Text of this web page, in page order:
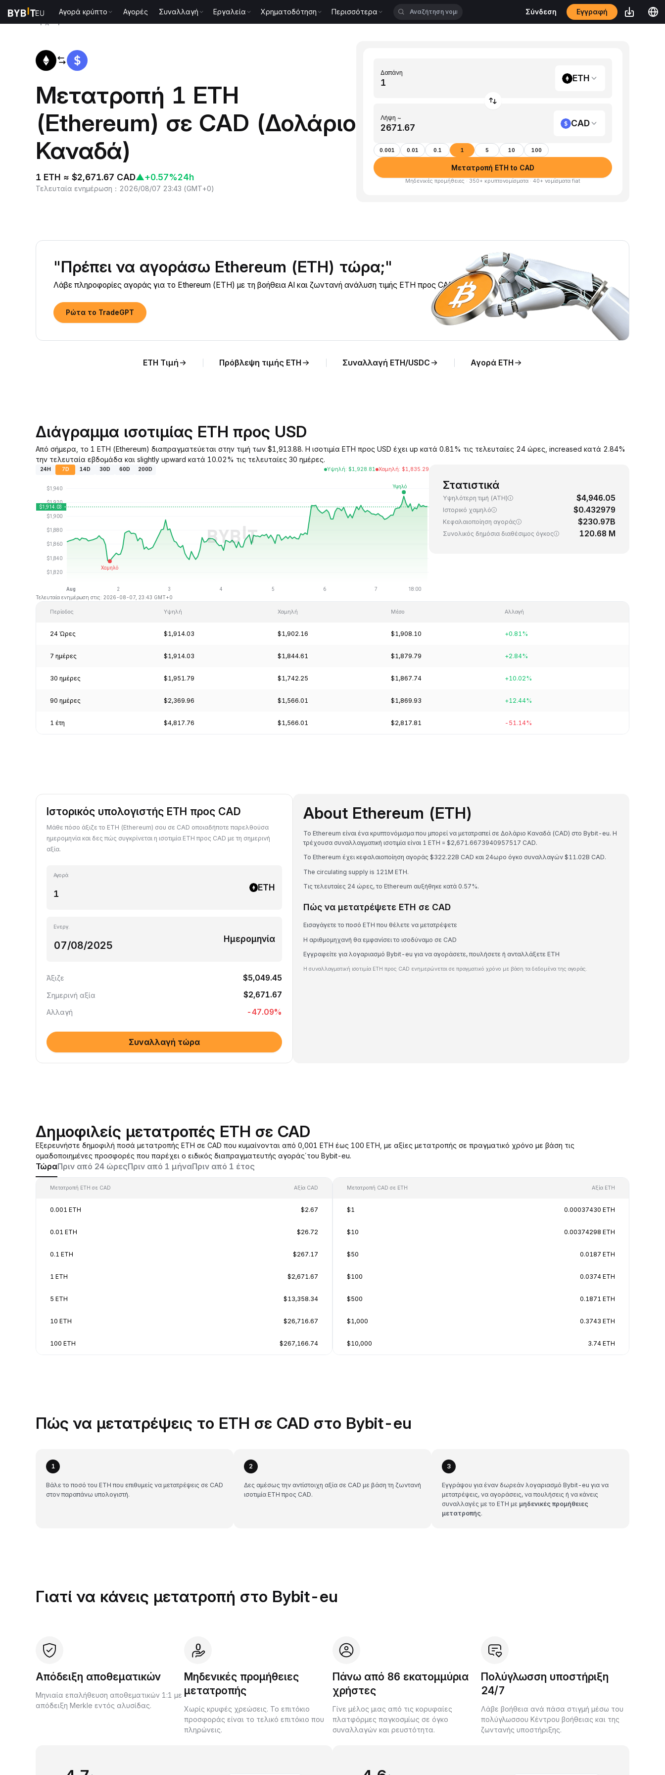
Αγορά κρύπτο Αγορές Συναλλαγή Εργαλεία Χρηματοδότηση Περισσότερα Σύνδεση Εγγραφή
Μετατροπή 1 ETH
(Ethereum) σε CAD (Δολάριο
Καναδά)
1 ETH ≈ $2,671.67 CAD▲+0.57%24h
Τελευταία ενημέρωση ： 2026/08/07 23:43 (GMT+0)
Δαπάνη
ETH
Λήψη ~
CAD
0.001 0.01 0.1 1 5 10 100
Μετατροπή ETH to CAD
Μηδενικές προμήθειες · 350+ κρυπτονομίσματα · 40+ νομίσματα fiat
"Πρέπει να αγοράσω Ethereum (ETH) τώρα;"
Λάβε πληροφορίες αγοράς για το Ethereum (ETH) με τη βοήθεια AI και ζωντανή ανάλυση τιμής ETH προς CAD.
Ρώτα το TradeGPT
ETH Τιμή Πρόβλεψη τιμής ETH Συναλλαγή ETH/USDC Αγορά ETH
Διάγραμμα ισοτιμίας ETH προς USD
Από σήμερα, το 1 ETH (Ethereum) διαπραγματεύεται στην τιμή των $1,913.88. Η ισοτιμία ETH προς USD έχει up κατά 0.81% τις τελευταίες 24 ώρες, increased κατά 2.84%
την τελευταία εβδομάδα και slightly upward κατά 10.02% τις τελευταίες 30 ημέρες.
24H 7D 14D 30D 60D 200D Υψηλή: $1,928.81 Χαμηλή: $1,835.29
Τελευταία ενημέρωση στις: 2026-08-07, 23:43 GMT+0
Στατιστικά
Υψηλότερη τιμή (ATH) $4,946.05
Ιστορικό χαμηλό $0.432979
Κεφαλαιοποίηση αγοράς $230.97B
Συνολικός δημόσια διαθέσιμος όγκος 120.68 M
Περίοδος Υψηλή Χαμηλή Μέσο Αλλαγή
24 Ώρες $1,914.03 $1,902.16 $1,908.10 +0.81%
7 ημέρες $1,914.03 $1,844.61 $1,879.79 +2.84%
30 ημέρες $1,951.79 $1,742.25 $1,867.74 +10.02%
90 ημέρες $2,369.96 $1,566.01 $1,869.93 +12.44%
1 έτη $4,817.76 $1,566.01 $2,817.81 -51.14%
Ιστορικός υπολογιστής ETH προς CAD
Μάθε πόσο άξιζε το ETH (Ethereum) σου σε CAD οποιαδήποτε παρελθούσα
ημερομηνία και δες πώς συγκρίνεται η ισοτιμία ETH προς CAD με τη σημερινή
αξία.
Αγορά
ETH
Ενεργ.
Ημερομηνία
Άξιζε $5,049.45
Σημερινή αξία $2,671.67
Αλλαγή -47.09%
Συναλλαγή τώρα
About Ethereum (ETH)
Το Ethereum είναι ένα κρυπτονόμισμα που μπορεί να μετατραπεί σε Δολάριο Καναδά (CAD) στο Bybit-eu. Η
τρέχουσα συναλλαγματική ισοτιμία είναι 1 ETH = $2,671.6673940957517 CAD.
Το Ethereum έχει κεφαλαιοποίηση αγοράς $322.22B CAD και 24ωρο όγκο συναλλαγών $11.02B CAD.
The circulating supply is 121M ETH.
Τις τελευταίες 24 ώρες, το Ethereum αυξήθηκε κατά 0.57%.
Πώς να μετατρέψετε ETH σε CAD
Εισαγάγετε το ποσό ETH που θέλετε να μετατρέψετε
Η αριθμομηχανή θα εμφανίσει το ισοδύναμο σε CAD
Εγγραφείτε για λογαριασμό Bybit-eu για να αγοράσετε, πουλήσετε ή ανταλλάξετε ETH
Η συναλλαγματική ισοτιμία ETH προς CAD ενημερώνεται σε πραγματικό χρόνο με βάση τα δεδομένα της αγοράς.
Δημοφιλείς μετατροπές ETH σε CAD
Εξερευνήστε δημοφιλή ποσά μετατροπής ETH σε CAD που κυμαίνονται από 0,001 ETH έως 100 ETH, με αξίες μετατροπής σε πραγματικό χρόνο με βάση τις
ομαδοποιημένες προσφορές που παρέχει ο ειδικός διαπραγματευτής αγοράς΄του Bybit-eu.
ΤώραΠριν από 24 ώρεςΠριν από 1 μήναΠριν από 1 έτος
Μετατροπή ETH σε CAD Αξία CAD
0.001 ETH $2.67
0.01 ETH $26.72
0.1 ETH $267.17
1 ETH $2,671.67
5 ETH $13,358.34
10 ETH $26,716.67
100 ETH $267,166.74
Μετατροπή CAD σε ETH Αξία ETH
$1 0.00037430 ETH
$10 0.00374298 ETH
$50 0.0187 ETH
$100 0.0374 ETH
$500 0.1871 ETH
$1,000 0.3743 ETH
$10,000 3.74 ETH
Πώς να μετατρέψεις το ETH σε CAD στο Bybit-eu
1
Βάλε το ποσό του ETH που επιθυμείς να μετατρέψεις σε CAD
στον παραπάνω υπολογιστή.
2
Δες αμέσως την αντίστοιχη αξία σε CAD με βάση τη ζωντανή
ισοτιμία ETH προς CAD.
3
Εγγράψου για έναν δωρεάν λογαριασμό Bybit-eu για να
μετατρέψεις, να αγοράσεις, να πουλήσεις ή να κάνεις
συναλλαγές με το ETH με μηδενικές προμήθειες
μετατροπής.
Γιατί να κάνεις μετατροπή στο Bybit-eu
Απόδειξη αποθεματικών
Μηνιαία επαλήθευση αποθεματικών 1:1 με
απόδειξη Merkle εντός αλυσίδας.
Μηδενικές προμήθειες
μετατροπής
Χωρίς κρυφές χρεώσεις. Το επιτόκιο
προσφοράς είναι το τελικό επιτόκιο που
πληρώνεις.
Πάνω από 86 εκατομμύρια
χρήστες
Γίνε μέλος μιας από τις κορυφαίες
πλατφόρμες παγκοσμίως σε όγκο
συναλλαγών και ρευστότητα.
Πολύγλωσση υποστήριξη
24/7
Λάβε βοήθεια ανά πάσα στιγμή μέσω του
πολύγλωσσου Κέντρου βοήθειας και της
ζωντανής υποστήριξης.